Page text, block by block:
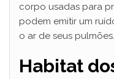
corpo usadas para
podem emitir um
o ar de seus pulmões.
Habitat